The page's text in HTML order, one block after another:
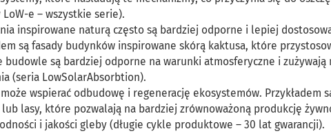
e – wszystkie serie).
inspirowane naturą często są bardziej odporne i lepiej
są fasady budynków inspirowane skórą kaktusa, które
są bardziej odporne na warunki atmosferyczne i zużywają
(seria LowSolarAbsorbtion).
wspierać odbudowę i regenerację ekosystemów. Przykładem
lasy, które pozwalają na bardziej zrównoważoną produkcję
i jakości gleby (długie cykle produktowe – 30 lat gwarancji).